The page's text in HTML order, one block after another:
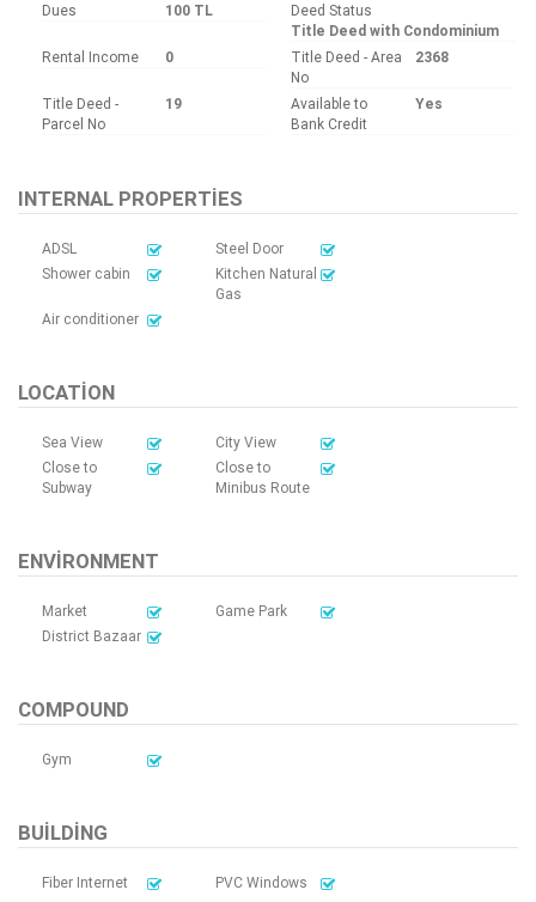
Dues 100 TL
Deed Status
Title Deed with Condominium
Rental Income
0
Title Deed - Area
No
2368
Title Deed -
Parcel No
19
Available to
Bank Credit
Yes
INTERNAL PROPERTIES
ADSL
Steel Door
Shower cabin
Kitchen Natural
Gas
Air conditioner
LOCATION
Sea View
City View
Close to
Subway
Close to
Minibus Route
ENVIRONMENT
Market
Game Park
District Bazaar
COMPOUND
Gym
BUILDING
Fiber Internet PVC Windows